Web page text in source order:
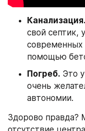
Канализация.
свой септик,
современных
помощью
Погреб. Это
очень
автономии.
Здорово правда?